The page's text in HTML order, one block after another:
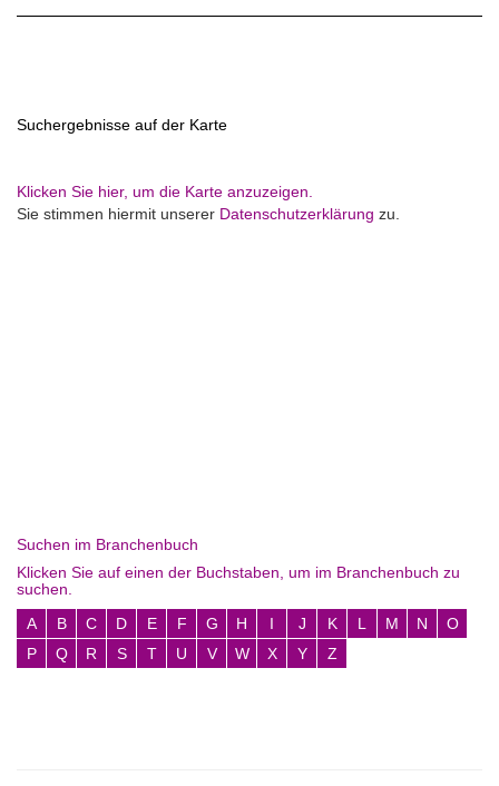
Suchergebnisse auf der Karte
Klicken Sie hier, um die Karte anzuzeigen.
Sie stimmen hiermit unserer Datenschutzerklärung zu.
Suchen im Branchenbuch
Klicken Sie auf einen der Buchstaben, um im Branchenbuch zu
suchen.
A
B C D E F G H I J K L M N
O
P
Q R S T U V W X Y Z